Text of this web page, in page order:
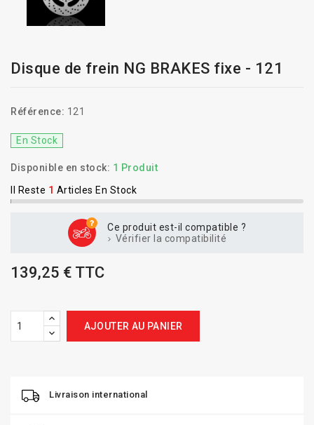
Disque de frein NG BRAKES fixe - 121
Référence: 121
En Stock
Disponible en stock: 1 Produit
Il Reste 1 Articles En Stock
Ce produit est-il compatible ?
Vérifier la compatibilité
139,25 € TTC
AJOUTER AU PANIER
Livraison international